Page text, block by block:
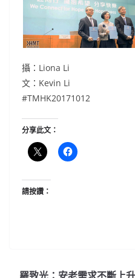
攝：Liona Li
文：Kevin Li
#TMHK20171012
分享此文：
請按讚：